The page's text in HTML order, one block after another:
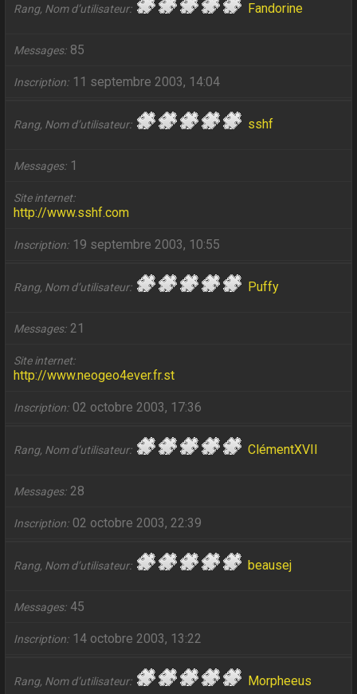
Rang, Nom d’utilisateur Fandorine
Messages 85
Inscription 11 septembre 2003, 14:04
Rang, Nom d’utilisateur sshf
Messages 1
Site internet
http://www.sshf.com
Inscription 19 septembre 2003, 10:55
Rang, Nom d’utilisateur Puffy
Messages 21
Site internet
http://www.neogeo4ever.fr.st
Inscription 02 octobre 2003, 17:36
Rang, Nom d’utilisateur ClémentXVII
Messages 28
Inscription 02 octobre 2003, 22:39
Rang, Nom d’utilisateur beausej
Messages 45
Inscription 14 octobre 2003, 13:22
Rang, Nom d’utilisateur Morpheeus